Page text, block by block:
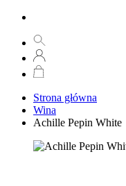
Strona główna
Wina
Achille Pepin White